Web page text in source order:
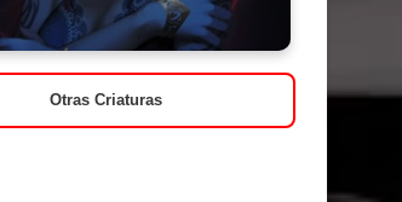
Otras Criaturas